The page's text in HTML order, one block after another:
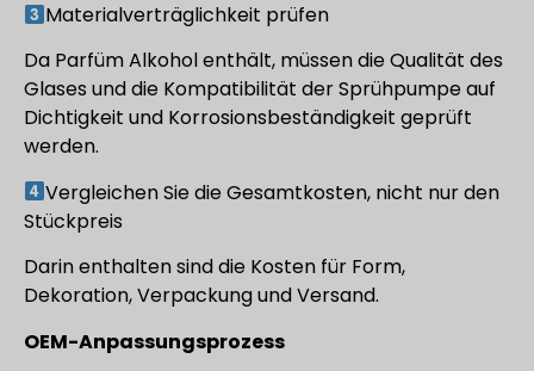
Materialverträglichkeit prüfen
Da Parfüm Alkohol enthält, müssen die Qualität des
Glases und die Kompatibilität der Sprühpumpe auf
Dichtigkeit und Korrosionsbeständigkeit geprüft
werden.
Vergleichen Sie die Gesamtkosten, nicht nur den
Stückpreis
Darin enthalten sind die Kosten für Form,
Dekoration, Verpackung und Versand.
OEM-Anpassungsprozess